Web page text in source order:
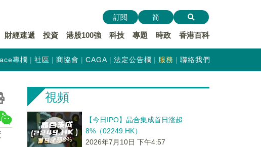
財經速遞 投資 港股100強 科技 專題 時政 香港百科
訂閱 简
專欄 社區 商協會 CAGA 法定公告欄 服務 聯絡我們
視頻
【今日IPO】晶合集成首日涨超
8%（02249.HK）
2026年7月10日 下午4:57